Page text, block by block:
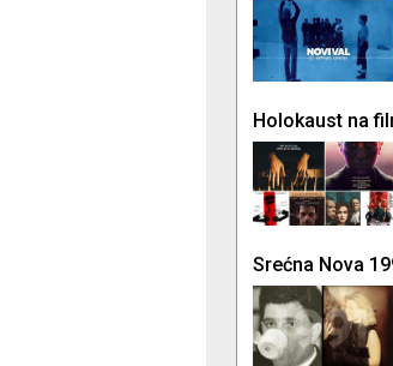
Holokaust na
Srećna Nova